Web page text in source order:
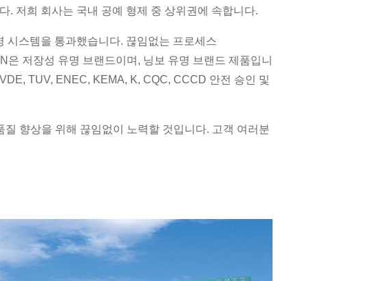
. 저희 회사는 국내 공예 형제 중 상위권에 속합니다.
시스템을 통과했습니다. 끊임없는 프로세스
저장성 유명 브랜드이며, 닝보 유명 브랜드 제품입니
TUV, ENEC, KEMA, K, CQC, CCCD 안전 승인 및
향상을 위해 끊임없이 노력할 것입니다. 고객 여러분